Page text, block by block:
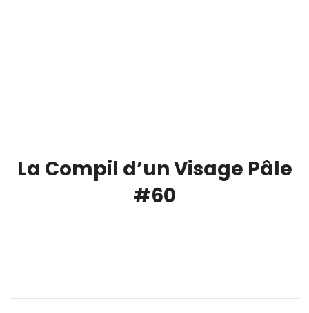
La Compil d’un Visage Pâle
#60